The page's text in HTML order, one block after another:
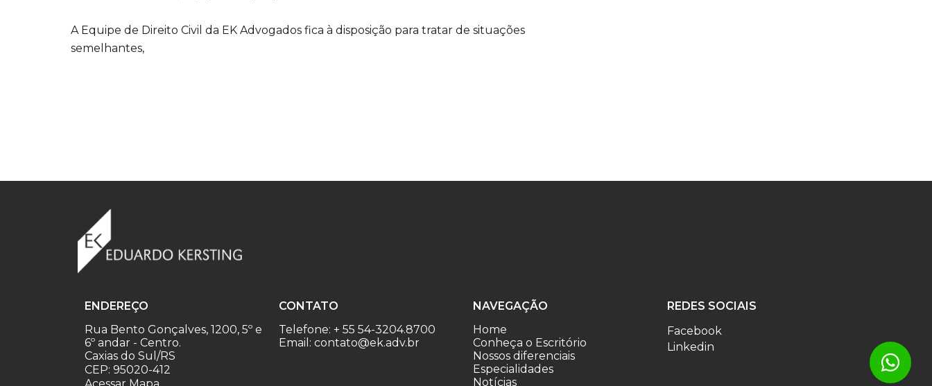
A Equipe de Direito Civil da EK Advogados fica à disposição para tratar de situações
semelhantes,
ENDEREÇO
Rua Bento Gonçalves, 1200, 5º e
6º andar - Centro.
Caxias do Sul/RS
CEP: 95020-412
CONTATO
Telefone: + 55 54-3204.8700
Email: contato@ek.adv.br
NAVEGAÇÃO
Home
Conheça o Escritório
Nossos diferenciais
Especialidades
Notícias
REDES SOCIAIS
Facebook
Linkedin